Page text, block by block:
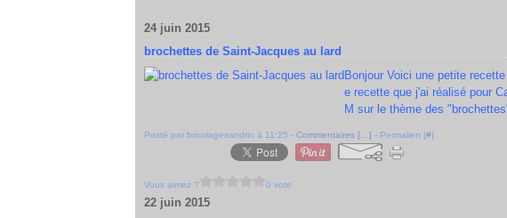
24 juin 2015
brochettes de Saint-Jacques au lard
Bonjour Voici une petite
e recette que j'ai réalisé pour
M sur le thème des
Posté par bricolagesandrin à 11:25 - Commentaires [ ] - Permalien [#]
Vous aimez ? 0 vote
22 juin 2015